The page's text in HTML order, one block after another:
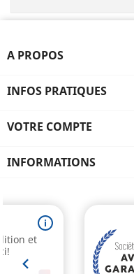
A PROPOS
INFOS PRATIQUES
VOTRE COMPTE
INFORMATIONS